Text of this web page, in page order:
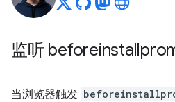
监听
当浏览器触发